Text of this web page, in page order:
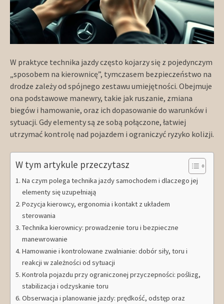
W praktyce technika jazdy często kojarzy się z pojedynczym
„sposobem na kierownicę”, tymczasem bezpieczeństwo na
drodze zależy od spójnego zestawu umiejętności. Obejmuje
ona podstawowe manewry, takie jak ruszanie, zmiana
biegów i hamowanie, oraz ich dopasowanie do warunków i
sytuacji. Gdy elementy są ze sobą połączone, łatwiej
utrzymać kontrolę nad pojazdem i ograniczyć ryzyko kolizji.
W tym artykule przeczytasz
Na czym polega technika jazdy samochodem i dlaczego jej
elementy się uzupełniają
Pozycja kierowcy, ergonomia i kontakt z układem
sterowania
Technika kierownicy: prowadzenie toru i bezpieczne
manewrowanie
Hamowanie i kontrolowane zwalnianie: dobór siły, toru i
reakcji w zależności od sytuacji
Kontrola pojazdu przy ograniczonej przyczepności: poślizg,
stabilizacja i odzyskanie toru
Obserwacja i planowanie jazdy: prędkość, odstęp oraz